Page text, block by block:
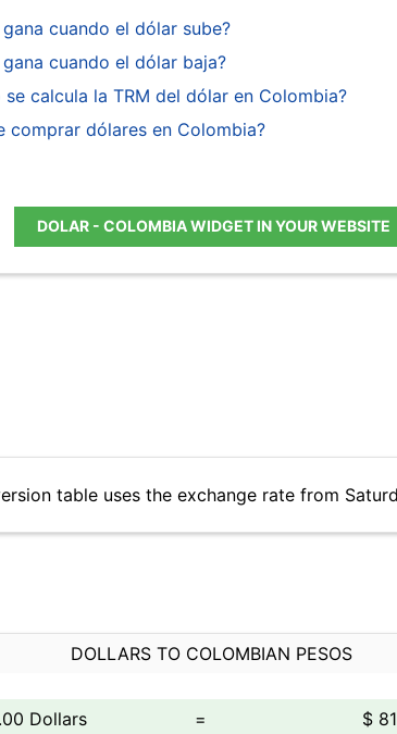
gana cuando el dólar sube?
gana cuando el dólar baja?
se calcula la TRM del dólar en Colombia?
comprar dólares en Colombia?
DOLAR - COLOMBIA WIDGET IN YOUR WEBSITE
table uses the exchange rate from
DOLLARS TO COLOMBIAN PESOS
Dollars =
$